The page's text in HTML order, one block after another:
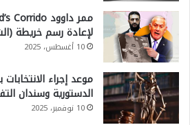
لإعادة رسم خريطة
10 أغسطس، 2025
موعد إجراء
الدستورية وسندان
10 نوفمبر، 2025